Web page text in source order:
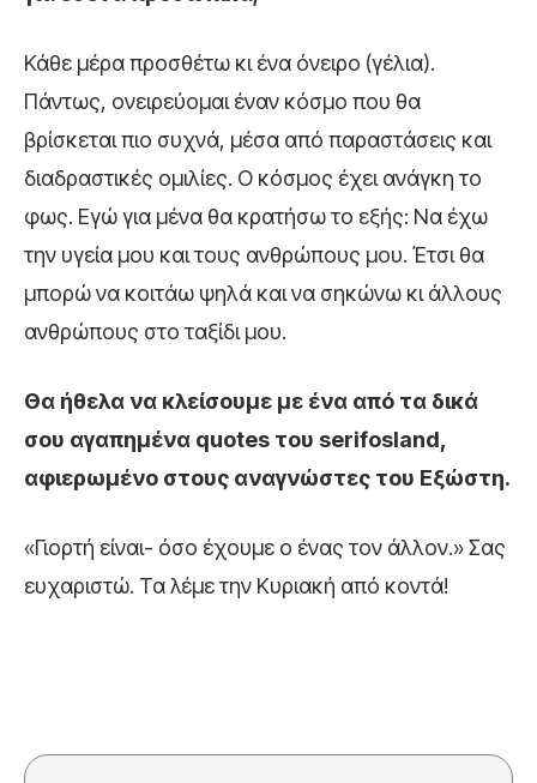
Κάθε μέρα προσθέτω κι ένα όνειρο (γέλια).
Πάντως, ονειρεύομαι έναν κόσμο που θα
βρίσκεται πιο συχνά, μέσα από παραστάσεις και
διαδραστικές ομιλίες. Ο κόσμος έχει ανάγκη το
φως. Εγώ για μένα θα κρατήσω το εξής: Να έχω
την υγεία μου και τους ανθρώπους μου. Έτσι θα
μπορώ να κοιτάω ψηλά και να σηκώνω κι άλλους
ανθρώπους στο ταξίδι μου.
Θα ήθελα να κλείσουμε με ένα από τα δικά
σου αγαπημένα quotes του serifosland,
αφιερωμένο στους αναγνώστες του Εξώστη.
«Γιορτή είναι- όσο έχουμε ο ένας τον άλλον.» Σας
ευχαριστώ. Τα λέμε την Κυριακή από κοντά!